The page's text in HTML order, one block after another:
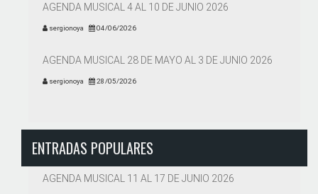
AGENDA MUSICAL 4 AL 10 DE JUNIO 2026
sergionoya 04/06/2026
AGENDA MUSICAL 28 DE MAYO AL 3 DE JUNIO 2026
sergionoya 28/05/2026
ENTRADAS POPULARES
AGENDA MUSICAL 11 AL 17 DE JUNIO 2026